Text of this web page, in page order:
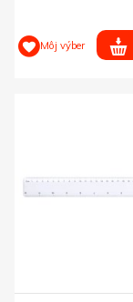
Môj výber